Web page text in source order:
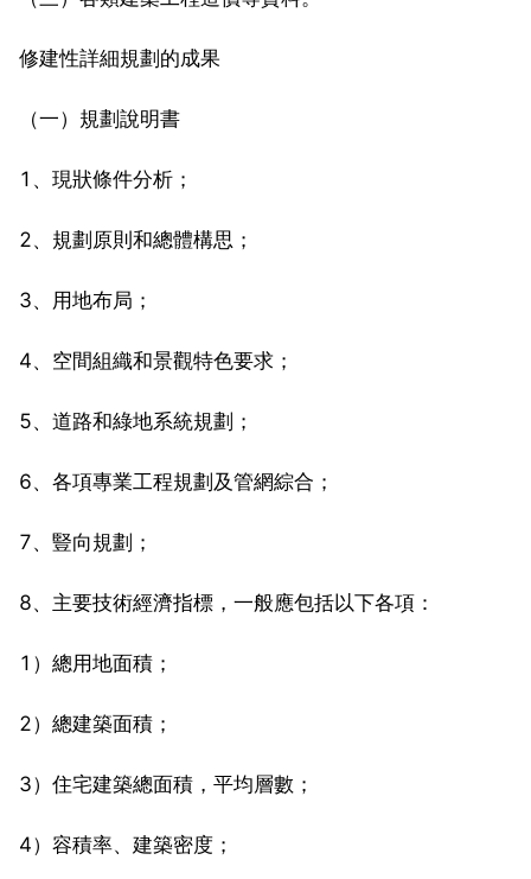
修建性詳細規劃的成果
（一）規劃說明書
1、現狀條件分析；
2、規劃原則和總體構思；
3、用地布局；
4、空間組織和景觀特色要求；
5、道路和綠地系統規劃；
6、各項專業工程規劃及管網綜合；
7、豎向規劃；
8、主要技術經濟指標，一般應包括以下各項：
1）總用地面積；
2）總建築面積；
3）住宅建築總面積，平均層數；
4）容積率、建築密度；